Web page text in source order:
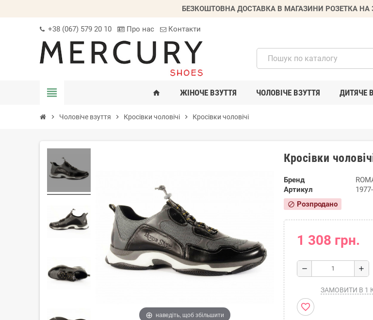
БЕЗКОШТОВНА ДОСТАВКА В МАГАЗИНИ РОЗЕТКА НА
+38 (067) 579 20 10 Про нас Контакти
view_headline home ЖІНОЧЕ ВЗУТТЯ ЧОЛОВІЧЕ ВЗУТТЯ ДИТЯЧЕ
chevron_right Чоловіче взуття chevron_right Кросівки чоловічі chevron_right Кросівки чоловічі
наведіть, щоб збільшити
Кросівки
Бренд
Артикул
block Розпродано
1 308 грн.
remove add
ЗАМОВИТИ В 1
favorite_border